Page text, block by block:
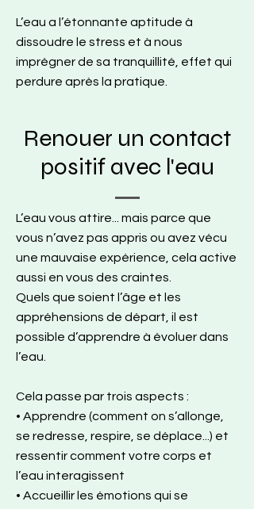
L’eau a l’étonnante aptitude à
dissoudre le stress et à nous
imprégner de sa tranquillité, effet qui
perdure après la pratique.
Renouer un contact
positif avec l'eau
L’eau vous attire... mais parce que
vous n’avez pas appris ou avez vécu
une mauvaise expérience, cela active
aussi en vous des craintes.
Quels que soient l’âge et les
appréhensions de départ, il est
possible d’apprendre à évoluer dans
l’eau.
Cela passe par trois aspects :
• Apprendre (comment on s’allonge,
se redresse, respire, se déplace...) et
ressentir comment votre corps et
l’eau interagissent
• Accueillir les émotions qui se